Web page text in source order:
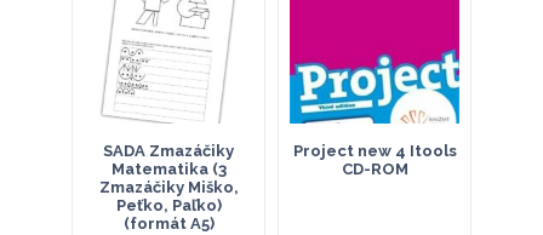
SADA Zmazáčiky
Matematika (3
Zmazáčiky Miško,
Peťko, Paľko)
(formát A5)
Project new 4 Itools
CD-ROM